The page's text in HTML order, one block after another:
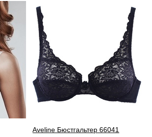
Aveline Бюстгальтер 66041